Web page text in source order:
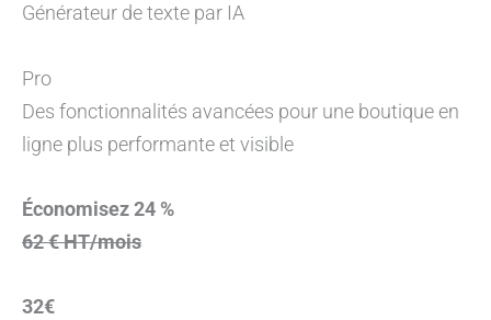
Générateur de texte par IA
Pro
Des fonctionnalités avancées pour une boutique en
ligne plus performante et visible
Économisez 24 %
62 € HT/mois
32€